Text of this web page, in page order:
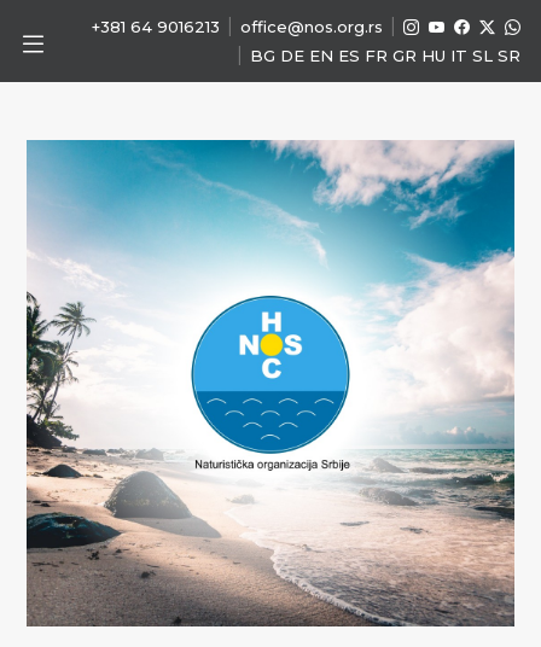
+381 64 9016213 office@nos.org.rs
BG DE EN ES FR GR HU IT SL SR